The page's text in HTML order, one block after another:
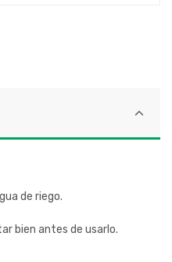
de riego.
bien antes de usarlo.